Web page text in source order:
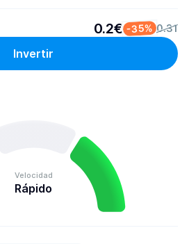
0.2€ -35% 0.31
Invertir
Velocidad
Rápido